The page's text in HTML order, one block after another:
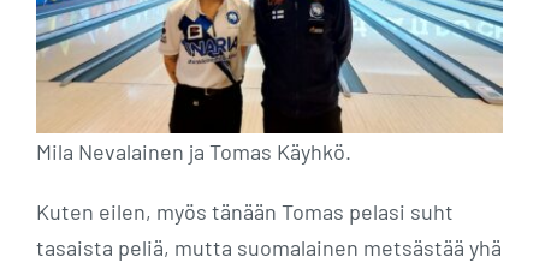
Mila Nevalainen ja Tomas Käyhkö.
Kuten eilen, myös tänään Tomas pelasi suht
tasaista peliä, mutta suomalainen metsästää yhä